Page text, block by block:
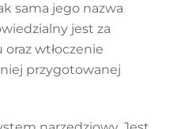
sama jego nazwa
jest za
wtłoczenie
przygotowanej